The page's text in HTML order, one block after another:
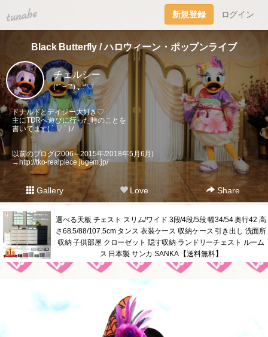
tuna.be 新規登録 ログイン
Black Butterfly / ハロウィーン・ポップンライブ
チェルシー
(*˘︶˘*).｡.:*♡
ドナルドとデイジー大好き♡
主にTDRへ遊びに行った時のことを
書いてます( ´ ▽ ` )ﾉ
以前のブログ(2006～2015年/2018年5月6月)
→http://tko-realpiece.jugem.jp/
Gallery Love Share
選べる天板 チェスト スリム/ワイド 3段/4段/5段 幅34/54 奥行42 高
さ68.5/88/107.5cm タンス 衣装ケース 収納ケース 引き出し 洗面所
収納 子供部屋 クローゼット 隠す収納 ランドリーチェスト ルーム
ス 日本製 サンカ SANKA 【送料無料】